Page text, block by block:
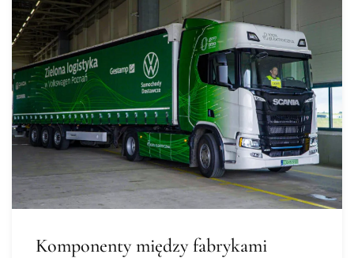
Komponenty między fabrykami